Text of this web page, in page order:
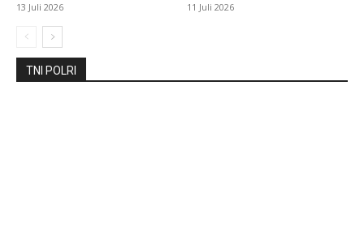
Berita Lainnya
Tokma di Kosambi KARAWANG
13 Juli 2026 11 Juli 2026
TNI POLRI